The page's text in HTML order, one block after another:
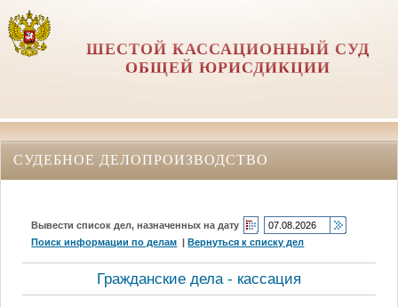
ШЕСТОЙ КАССАЦИОННЫЙ СУД
ОБЩЕЙ ЮРИСДИКЦИИ
СУДЕБНОЕ ДЕЛОПРОИЗВОДСТВО
Вывести список дел, назначенных на дату
Поиск информации по делам |Вернуться к списку дел
Гражданские дела - кассация